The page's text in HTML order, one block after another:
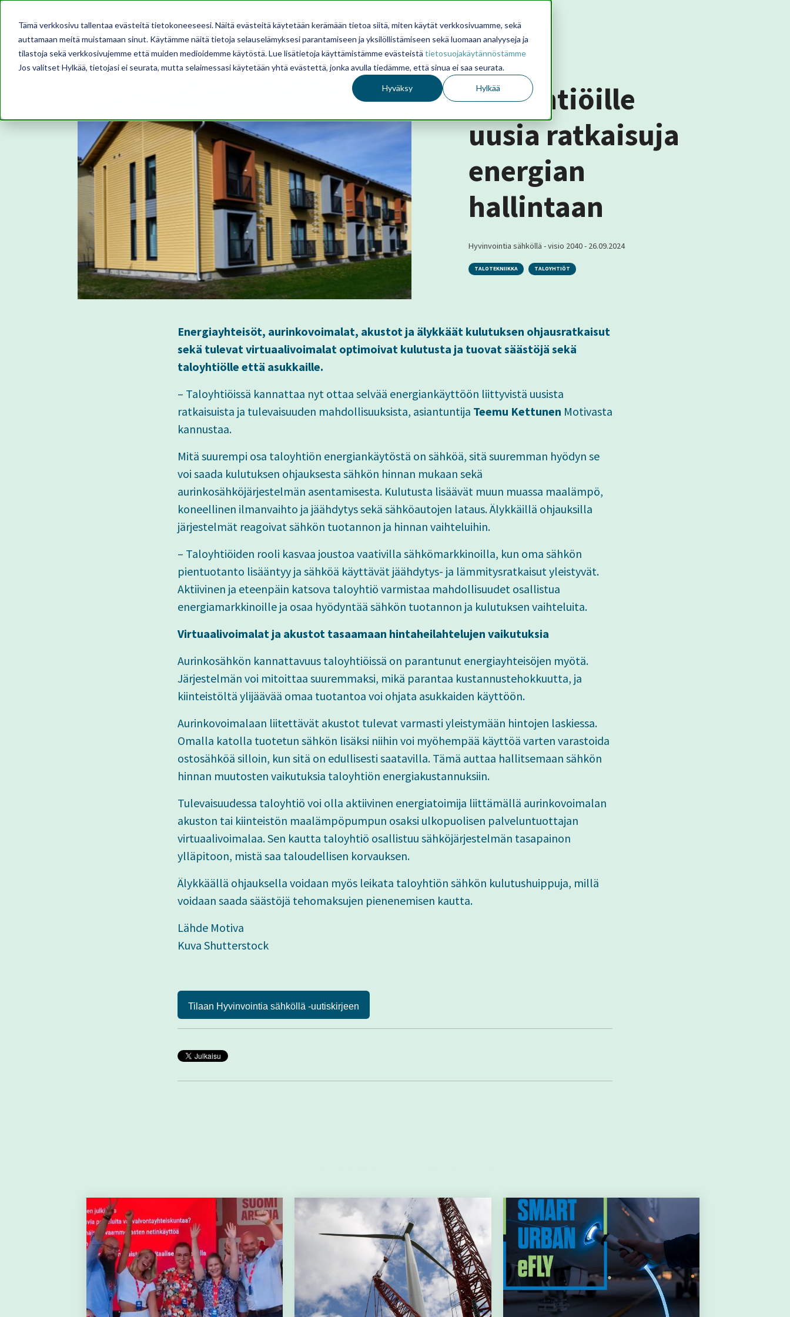
Tämä verkkosivu tallentaa evästeitä tietokoneeseesi. Näitä evästeitä käytetään kerämään tietoa siitä, miten käytät verkkosivuamme, sekä
auttamaan meitä muistamaan sinut. Käytämme näitä tietoja selauselämyksesi parantamiseen ja yksilöllistämiseen sekä luomaan analyyseja ja
tilastoja sekä verkkosivujemme että muiden medioidemme käytöstä. Lue lisätietoja käyttämistämme evästeistä tietosuojakäytännöstämme
Jos valitset Hylkää, tietojasi ei seurata, mutta selaimessasi käytetään yhtä evästettä, jonka avulla tiedämme, että sinua ei saa seurata.
Hyväksy Hylkää
Taloyhtiöille
uusia ratkaisuja
energian
hallintaan
Hyvinvointia sähköllä - visio 2040- 26.09.2024
TALOTEKNIIKKA TALOYHTIÖT
Energiayhteisöt, aurinkovoimalat, akustot ja älykkäät kulutuksen ohjausratkaisut
sekä tulevat virtuaalivoimalat optimoivat kulutusta ja tuovat säästöjä sekä
taloyhtiölle että asukkaille.
– Taloyhtiöissä kannattaa nyt ottaa selvää energiankäyttöön liittyvistä uusista
ratkaisuista ja tulevaisuuden mahdollisuuksista, asiantuntija Teemu Kettunen Motivasta
kannustaa.
Mitä suurempi osa taloyhtiön energiankäytöstä on sähköä, sitä suuremman hyödyn se
voi saada kulutuksen ohjauksesta sähkön hinnan mukaan sekä
aurinkosähköjärjestelmän asentamisesta. Kulutusta lisäävät muun muassa maalämpö,
koneellinen ilmanvaihto ja jäähdytys sekä sähköautojen lataus. Älykkäillä ohjauksilla
järjestelmät reagoivat sähkön tuotannon ja hinnan vaihteluihin.
– Taloyhtiöiden rooli kasvaa joustoa vaativilla sähkömarkkinoilla, kun oma sähkön
pientuotanto lisääntyy ja sähköä käyttävät jäähdytys- ja lämmitysratkaisut yleistyvät.
Aktiivinen ja eteenpäin katsova taloyhtiö varmistaa mahdollisuudet osallistua
energiamarkkinoille ja osaa hyödyntää sähkön tuotannon ja kulutuksen vaihteluita.
Virtuaalivoimalat ja akustot tasaamaan hintaheilahtelujen vaikutuksia
Aurinkosähkön kannattavuus taloyhtiöissä on parantunut energiayhteisöjen myötä.
Järjestelmän voi mitoittaa suuremmaksi, mikä parantaa kustannustehokkuutta, ja
kiinteistöltä ylijäävää omaa tuotantoa voi ohjata asukkaiden käyttöön.
Aurinkovoimalaan liitettävät akustot tulevat varmasti yleistymään hintojen laskiessa.
Omalla katolla tuotetun sähkön lisäksi niihin voi myöhempää käyttöä varten varastoida
ostosähköä silloin, kun sitä on edullisesti saatavilla. Tämä auttaa hallitsemaan sähkön
hinnan muutosten vaikutuksia taloyhtiön energiakustannuksiin.
Tulevaisuudessa taloyhtiö voi olla aktiivinen energiatoimija liittämällä aurinkovoimalan
akuston tai kiinteistön maalämpöpumpun osaksi ulkopuolisen palveluntuottajan
virtuaalivoimalaa. Sen kautta taloyhtiö osallistuu sähköjärjestelmän tasapainon
ylläpitoon, mistä saa taloudellisen korvauksen.
Älykkäällä ohjauksella voidaan myös leikata taloyhtiön sähkön kulutushuippuja, millä
voidaan saada säästöjä tehomaksujen pienenemisen kautta.
Lähde Motiva
Kuva Shutterstock
Tilaan Hyvinvointia sähköllä -uutiskirjeen